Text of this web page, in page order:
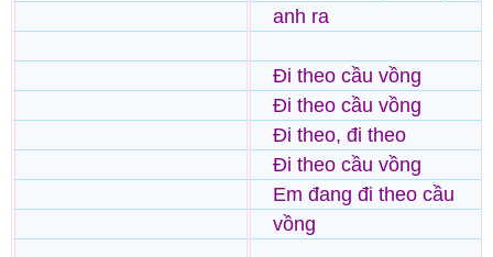
anh ra
Đi theo cầu vồng
Đi theo cầu vồng
Đi theo, đi theo
Đi theo cầu vồng
Em đang đi theo cầu
vồng